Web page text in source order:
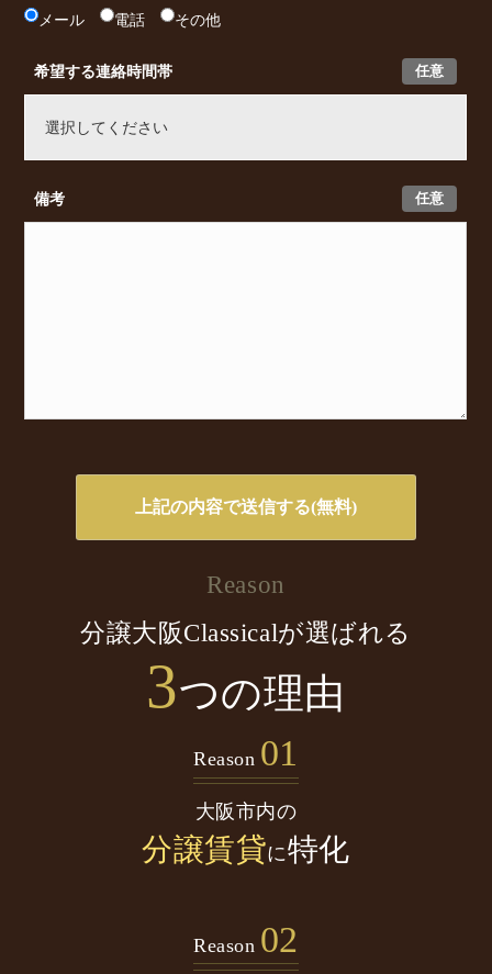
メール 電話 その他
任意
希望する連絡時間帯
任意
備考
Reason
分譲大阪Classicalが選ばれる
3つの理由
Reason 01
大阪市内の
分譲賃貸に特化
Reason 02